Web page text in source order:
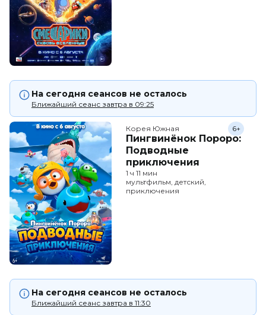
На сегодня сеансов не осталось
Ближайший сеанс завтра в 09:25
Корея Южная
Пингвинёнок Пороро:
Подводные
приключения
6+
1 ч 11 мин
мультфильм, детский,
приключения
На сегодня сеансов не осталось
Ближайший сеанс завтра в 11:30